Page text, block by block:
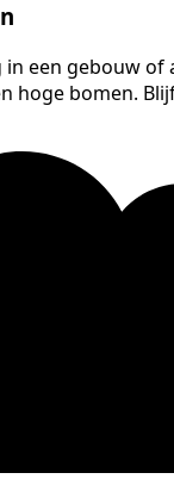
een gebouw of
hoge bomen.